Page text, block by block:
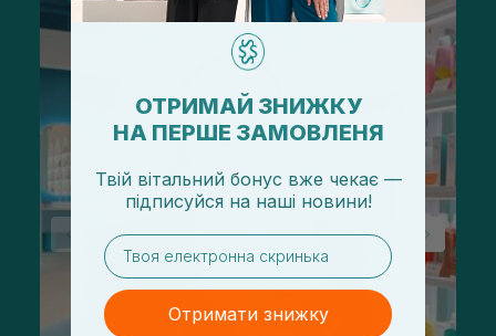
ОТРИМАЙ ЗНИЖКУ
НА ПЕРШЕ ЗАМОВЛЕНЯ
Твій вітальний бонус вже чекає —
підписуйся на наші новини!
email
Отримати знижку